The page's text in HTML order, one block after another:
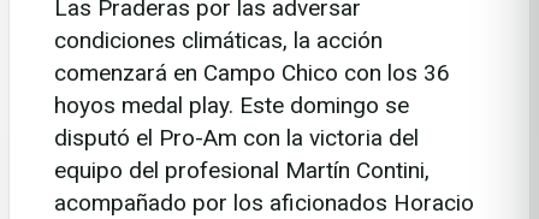
Las Praderas por las adversar
condiciones climáticas, la acción
comenzará en Campo Chico con los 36
hoyos medal play. Este domingo se
disputó el Pro-Am con la victoria del
equipo del profesional Martín Contini,
acompañado por los aficionados Horacio